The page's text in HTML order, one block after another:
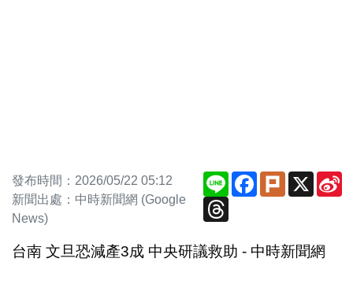
發布時間：2026/05/22 05:12
新聞出處：中時新聞網 (Google
News)
Line Facebook
PlurkX
Threads
台南 文旦恐減產3成 中央研議救助 - 中時新聞網